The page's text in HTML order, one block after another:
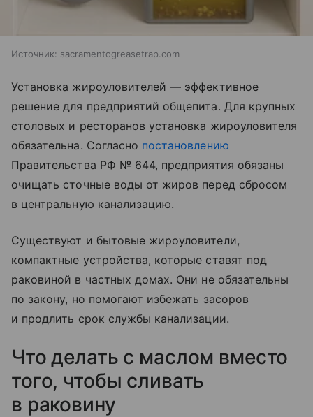
Источник: sacramentogreasetrap.com
Установка жироуловителей — эффективное
решение для предприятий общепита. Для крупных
столовых и ресторанов установка жироуловителя
обязательна. Согласно постановлению
Правительства РФ № 644, предприятия обязаны
очищать сточные воды от жиров перед сбросом
в центральную канализацию.
Существуют и бытовые жироуловители,
компактные устройства, которые ставят под
раковиной в частных домах. Они не обязательны
по закону, но помогают избежать засоров
и продлить срок службы канализации.
Что делать с маслом вместо
того, чтобы сливать
в раковину